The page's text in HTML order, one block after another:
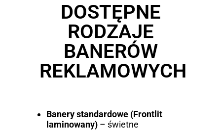
DOSTĘPNE
RODZAJE
BANERÓW
REKLAMOWYCH
Banery standardowe (Frontlit
laminowany)– świetne